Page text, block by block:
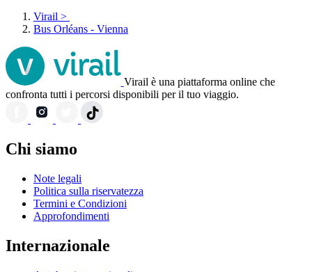
Virail >
Bus Orléans - Vienna
Virail è una piattaforma online che
confronta tutti i percorsi disponibili per il tuo viaggio.
Chi siamo
Note legali
Politica sulla riservatezza
Termini e Condizioni
Approfondimenti
Internazionale